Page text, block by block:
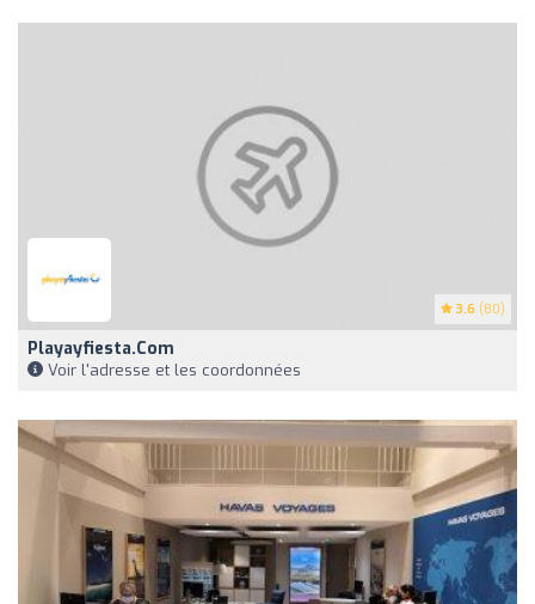
3.6 (80)
Playayfiesta.com
Voir l'adresse et les coordonnées